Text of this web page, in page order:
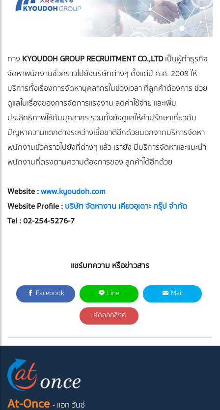
ทาง KYOUDOH GROUP RECRUITMENT CO.,LTDเป็นผู้ทำธุรกิจ
จัดหาพนักงานชั่วคราวไปยังบริษัทต่างๆ ตั้งแต่ปี ค.ศ. 2008 ให้
บริการทั้งเรื่องการจัดหาบุคลากรในช่วงเวลา ที่ลูกค้าต้องการ ช่วย
ดูแลในเรื่องของการจัดการแรงงาน ลดค่าใช้จ่าย และเพิ่ม
ประสิทธิภาพให้กับบุคลากร รวมทั้งยังดูแลให้คำปรึกษาเกี่ยวกับ
ปัญหาความแตกต่างระหว่างเชื้อชาติอีกด้วยนอกจากบริการจัดหา
พนักงานชั่วคราวไปยังที่ต่างๆ แล้ว เรายัง มีบริการจัดหาและแนะนำ
พนักงานที่ตรงตามความต้องการของ ลูกค้าได้อีกด้วย
Website :www.kyoudoh.com
Website Profile :บริษัท จัดหางาน เคียวอุเดาะ กรุ๊ป จำกัด
Tel : 02-254-5276-7
แชร์บทความ หรือข่าวสาร
Facebook Line Mail
คัดลอกลิงค์
At-Once - แอท วันซ์